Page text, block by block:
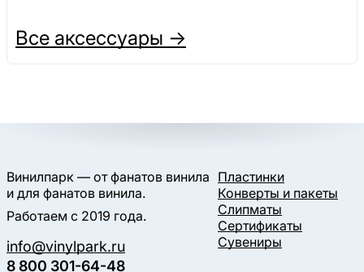
Все аксессуары →
Винилпарк — от фанатов винила
и для фанатов винила.
Работаем с 2019 года.
info@vinylpark.ru
8 800 301-64-48
Пластинки
Конверты и пакеты
Слипматы
Сертификаты
Сувениры